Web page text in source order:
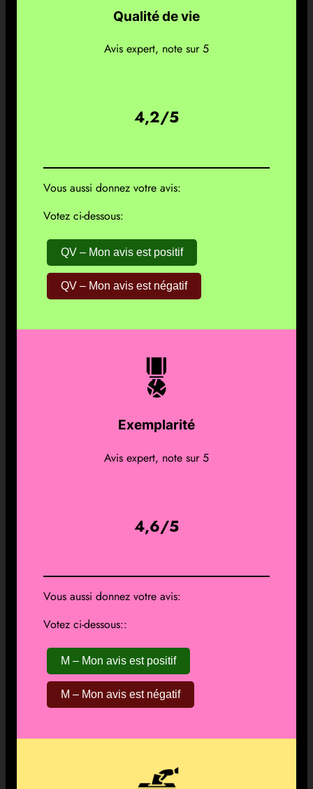
Qualité de vie
Avis expert, note sur 5
4,2/5
Vous aussi donnez votre avis:
Votez ci-dessous:
QV – Mon avis est positif
QV – Mon avis est négatif
Exemplarité
Avis expert, note sur 5
4,6/5
Vous aussi donnez votre avis:
Votez ci-dessous::
M – Mon avis est positif
M – Mon avis est négatif